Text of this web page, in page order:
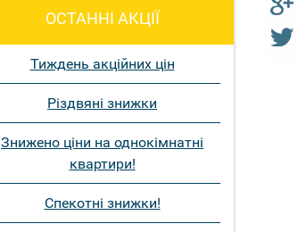
ОСТАННІ АКЦІЇ
Тиждень акційних цін
Різдвяні знижки
Знижено ціни на однокімнатні
квартири!
Спекотні знижки!